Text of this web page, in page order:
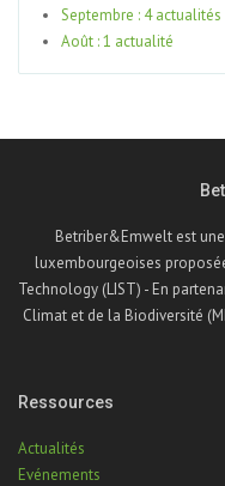
Septembre : 4 actualités
Août : 1 actualité
Betriber&Emwelt est
luxembourgeoises
Technology (LIST) - En
Climat et de la Biodiversité
Ressources
Actualités
Evénements